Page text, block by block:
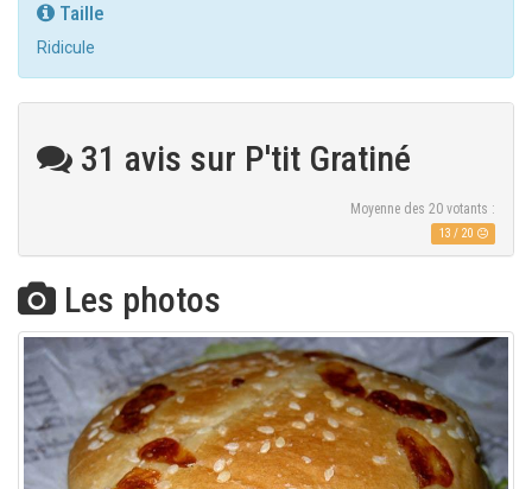
Taille
Ridicule
31 avis sur P'tit Gratiné
Moyenne des 20 votants :
13 / 20
Les photos